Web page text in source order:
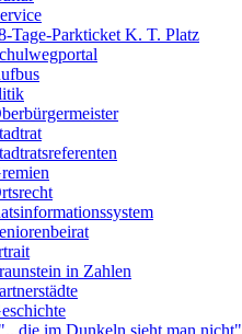
Tage-Parkticket K. T. Platz
in Zahlen
im Dunkeln sieht man nicht"